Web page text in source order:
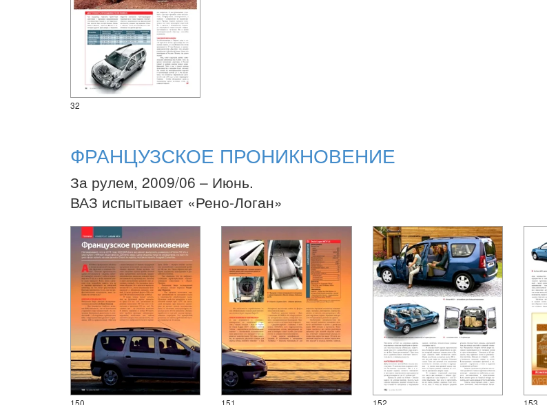
32
ФРАНЦУЗСКОЕ ПРОНИКНОВЕНИЕ
За рулем, 2009/06 – Июнь.
ВАЗ испытывает «Рено-Логан»